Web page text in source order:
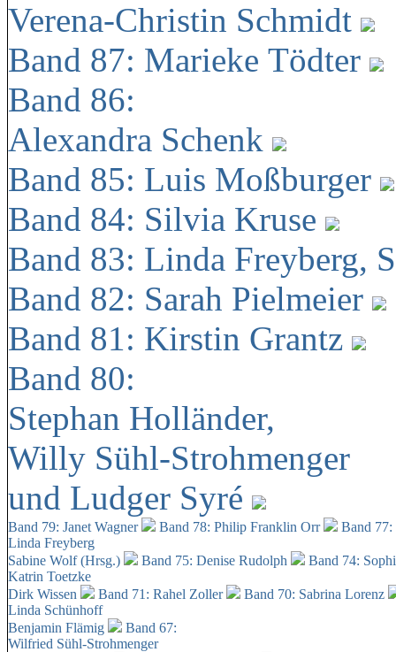
Verena-Christin Schmidt
Band 87: Marieke Tödter
Band 86:
Alexandra Schenk
Band 85: Luis Moßburger
Band 84: Silvia Kruse
Band 83: Linda Freyberg,
Band 82: Sarah Pielmeier
Band 81: Kirstin Grantz
Band 80:
Stephan Holländer,
Willy Sühl-Strohmenger
und Ludger Syré
Band 79: Janet Wagner Band 78: Philip Franklin Orr
Band
Linda Freyberg
Sabine Wolf (Hrsg.)
Band 75: Denise Rudolph
Band 74:
Katrin Toetzke
Dirk Wissen
Band 71: Rahel Zoller
Band 70: Sabrina Lorenz
Linda Schünhoff
Benjamin Flämig
Band 67:
Wilfried Sühl-Strohmenger